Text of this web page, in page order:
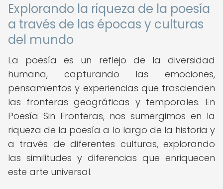
Explorando la riqueza de la poesía
a través de las épocas y culturas
del mundo
La poesía es un reflejo de la diversidad
humana, capturando las emociones,
pensamientos y experiencias que trascienden
las fronteras geográficas y temporales. En
Poesía Sin Fronteras, nos sumergimos en la
riqueza de la poesía a lo largo de la historia y
a través de diferentes culturas, explorando
las similitudes y diferencias que enriquecen
este arte universal.